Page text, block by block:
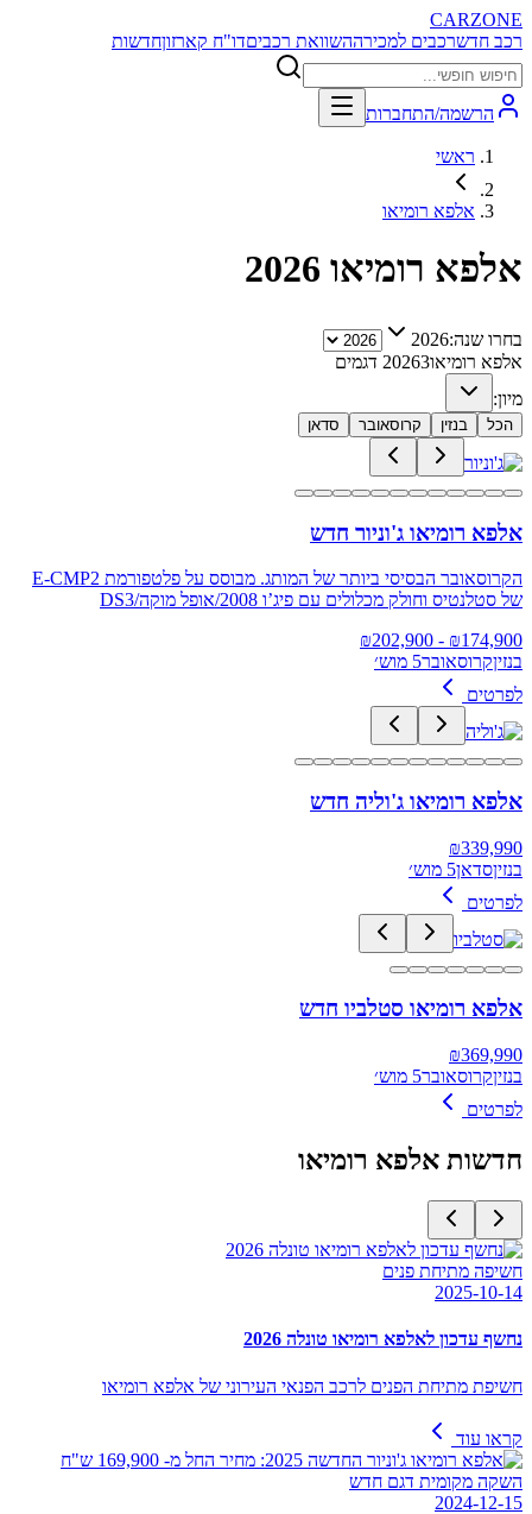
CARZONE
רכב חדשרכבים למכירההשוואת רכביםדו"ח קארזוןחדשות
הרשמה/התחברות
ראשי
אלפא רומיאו
אלפא רומיאו 2026
בחרו שנה:2026
אלפא רומיאו 20263
דגמים
מיון:
הכל בנזין קרוסאובר סדאן
אלפא רומיאו ג'וניור חדש
הקרוסאובר הבסיסי ביותר של המותג. מבוסס על פלטפורמת E‑CMP2
של סטלנטיס וחולק מכלולים עם פיג’ו 2008/אופל מוקה/DS3
₪174,900
- ₪
202,900
בנזיןקרוסאובר5 מוש׳
לפרטים
אלפא רומיאו ג'וליה חדש
₪339,990
בנזיןסדאן5 מוש׳
לפרטים
אלפא רומיאו סטלביו חדש
₪369,990
בנזיןקרוסאובר5 מוש׳
לפרטים
חדשות אלפא רומיאו
חשיפה מתיחת פנים
2025-10-14
נחשף עדכון לאלפא רומיאו טונלה 2026
חשיפת מתיחת הפנים לרכב הפנאי העירוני של אלפא רומיאו
קראו עוד
השקה מקומית דגם חדש
2024-12-15